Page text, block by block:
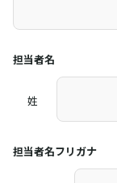
担当者名
姓
担当者名フリガナ